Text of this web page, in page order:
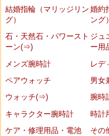
結婚指輪（マリッジリン
グ）
婚約
ング）
石・天然石・パワースト
ーン(⇒)
ジュ
ー用
メンズ腕時計
レデ
ペアウォッチ
男女
ウォッチ(⇒)
腕時
キャラクター腕時計
時計
ケア・修理用品・電池
その